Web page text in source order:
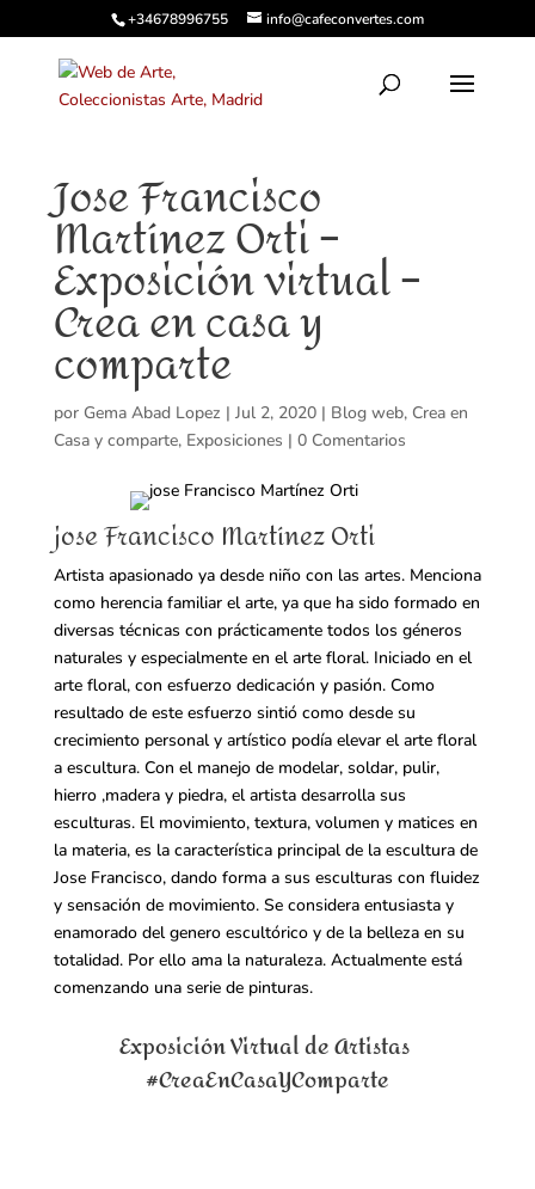
+34678996755 info@cafeconvertes.com
Jose Francisco
Martínez Orti –
Exposición virtual –
Crea en casa y
comparte
por Gema Abad Lopez | Jul 2, 2020| Blog web, Crea en
Casa y comparte, Exposiciones | 0 Comentarios
jose Francisco Martínez Orti
Artista apasionado ya desde niño con las artes. Menciona
como herencia familiar el arte, ya que ha sido formado en
diversas técnicas con prácticamente todos los géneros
naturales y especialmente en el arte floral. Iniciado en el
arte floral, con esfuerzo dedicación y pasión. Como
resultado de este esfuerzo sintió como desde su
crecimiento personal y artístico podía elevar el arte floral
a escultura. Con el manejo de modelar, soldar, pulir,
hierro ,madera y piedra, el artista desarrolla sus
esculturas. El movimiento, textura, volumen y matices en
la materia, es la característica principal de la escultura de
Jose Francisco, dando forma a sus esculturas con fluidez
y sensación de movimiento. Se considera entusiasta y
enamorado del genero escultórico y de la belleza en su
totalidad. Por ello ama la naturaleza. Actualmente está
comenzando una serie de pinturas.
ExposiciónVirtualde Artistas
#CreaEnCasaYComparte